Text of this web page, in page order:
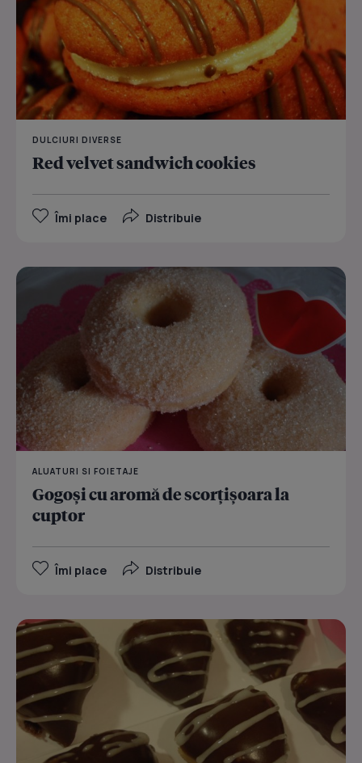
DULCIURI DIVERSE
Red velvet sandwich cookies
Îmi place Distribuie
ALUATURI SI FOIETAJE
Gogoși cu aromă de scorțișoara la
cuptor
Îmi place Distribuie